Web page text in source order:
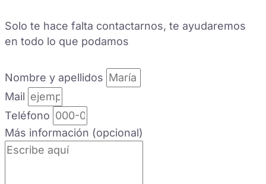
Solo te hace falta contactarnos, te ayudaremos
en todo lo que podamos
Nombre y apellidos
Mail
Teléfono
Más información (opcional)